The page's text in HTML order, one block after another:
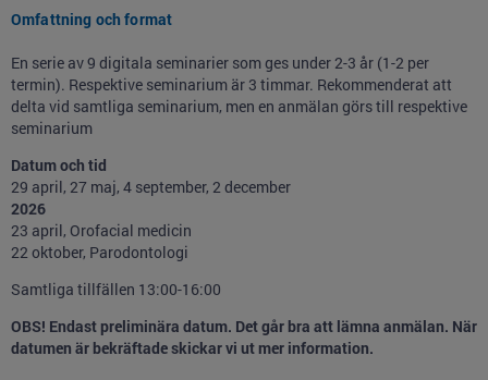
Omfattning och format
En serie av 9 digitala seminarier som ges under 2-3 år (1-2 per
termin). Respektive seminarium är 3 timmar. Rekommenderat att
delta vid samtliga seminarium, men en anmälan görs till respektive
seminarium
Datum och tid
29 april, 27 maj, 4 september, 2 december
2026
23 april, Orofacial medicin
22 oktober, Parodontologi
Samtliga tillfällen 13:00-16:00
OBS! Endast preliminära datum. Det går bra att lämna anmälan. När
datumen är bekräftade skickar vi ut mer information.